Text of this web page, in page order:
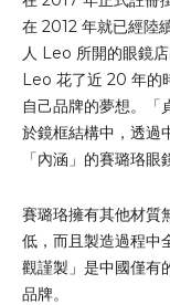
在 2012 年就已經陸
人 Leo 所開的眼鏡
Leo 花了近 20 年的
自己品牌的夢想。「
於鏡框結構中，透過
「內涵」的賽璐珞眼
賽璐珞擁有其他材質
低，而且製造過程中
觀謹製」是中國僅有
品牌。